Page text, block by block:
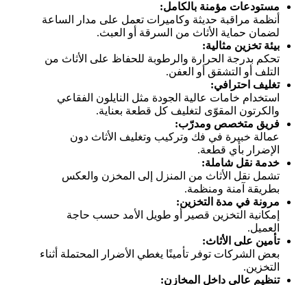
مستودعات مؤمنة بالكامل:
أنظمة مراقبة حديثة وكاميرات تعمل على مدار الساعة
لضمان حماية الأثاث من السرقة أو العبث.
بيئة تخزين مثالية:
تحكم بدرجة الحرارة والرطوبة للحفاظ على الأثاث من
التلف أو التشقق أو العفن.
تغليف احترافي:
استخدام خامات عالية الجودة مثل النايلون الفقاعي
والكرتون المقوّى لتغليف كل قطعة بعناية.
فريق متخصص ومدرّب:
عمالة خبيرة في فك وتركيب وتغليف الأثاث دون
الإضرار بأي قطعة.
خدمة نقل شاملة:
تشمل نقل الأثاث من المنزل إلى المخزن والعكس
بطريقة آمنة ومنظمة.
مرونة في مدة التخزين:
إمكانية التخزين قصير أو طويل الأمد حسب حاجة
العميل.
تأمين على الأثاث:
بعض الشركات توفر تأمينًا يغطي الأضرار المحتملة أثناء
التخزين.
تنظيم عالي داخل المخازن: